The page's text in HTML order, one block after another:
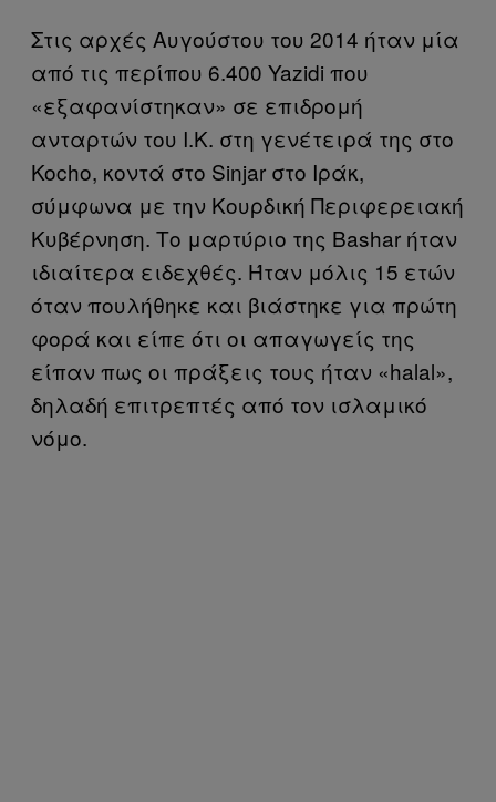
Στις αρχές Αυγούστου του 2014 ήταν μία
από τις περίπου 6.400 Yazidi που
«εξαφανίστηκαν» σε επιδρομή
ανταρτών του Ι.Κ. στη γενέτειρά της στο
Kocho, κοντά στο Sinjar στο Ιράκ,
σύμφωνα με την Κουρδική Περιφερειακή
Κυβέρνηση. Το μαρτύριο της Bashar ήταν
ιδιαίτερα ειδεχθές. Ήταν μόλις 15 ετών
όταν πουλήθηκε και βιάστηκε για πρώτη
φορά και είπε ότι οι απαγωγείς της
είπαν πως οι πράξεις τους ήταν «halal»,
δηλαδή επιτρεπτές από τον ισλαμικό
νόμο.